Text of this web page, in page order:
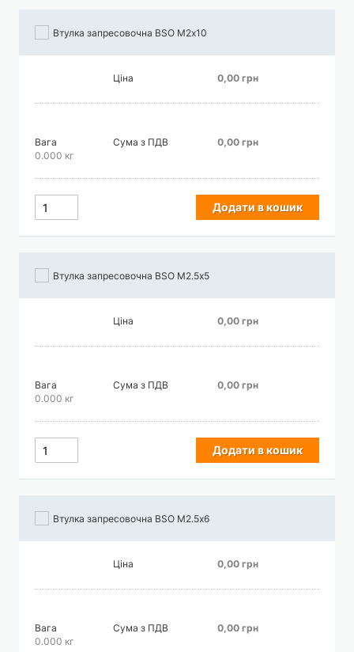
Втулка запресовочна BSO М2х10
Ціна 0,00 грн
Вага
0.000 кг
Сума з ПДВ 0,00 грн
Додати в кошик
Втулка запресовочна BSO М2.5х5
Ціна 0,00 грн
Вага
0.000 кг
Сума з ПДВ 0,00 грн
Додати в кошик
Втулка запресовочна BSO М2.5х6
Ціна 0,00 грн
Вага
0.000 кг
Сума з ПДВ 0,00 грн